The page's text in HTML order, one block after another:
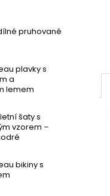
pruhované
plavky s
a
lemem
šaty s
vzorem –
bikiny s